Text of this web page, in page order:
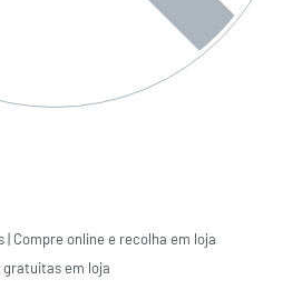
| Compre online e recolha em loja
gratuitas em loja